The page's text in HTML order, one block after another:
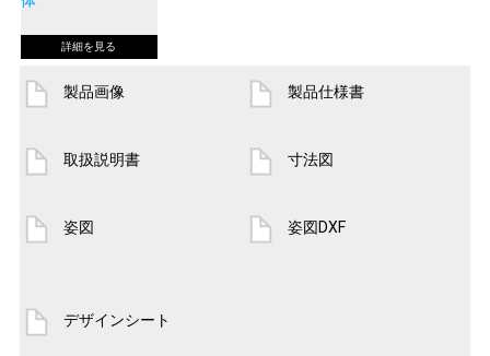
製品画像 製品仕様書
取扱説明書 寸法図
姿図 姿図DXF
デザインシート